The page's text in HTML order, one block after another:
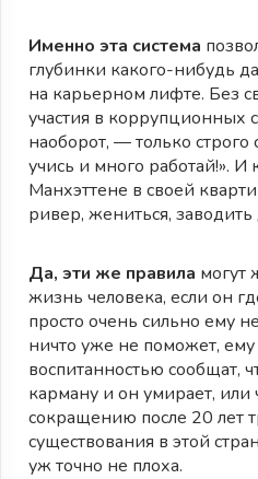
Именно эта система
глубинки какого-нибудь
на карьерном лифте. Без
участия в коррупционных
наоборот, — только строго
учись и много работай!».
Манхэттене в своей
ривер, жениться, заводить
Да, эти же правила могут
жизнь человека, если он
просто очень сильно ему
ничто уже не поможет,
воспитанностью сообщат,
карману и он умирает, или
сокращению после 20 лет
существования в этой
уж точно не плоха.